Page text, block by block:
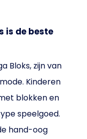
is de beste
Bloks, zijn van
Kinderen
blokken en
speelgoed.
hand-oog